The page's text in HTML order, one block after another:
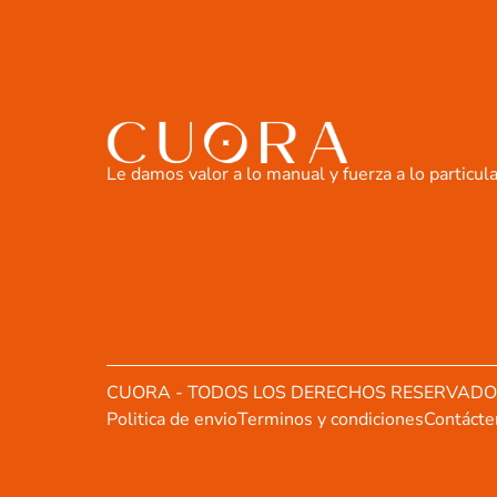
Le damos valor a lo manual y fuerza a lo
CUORA - TODOS LOS DERECHOS
Politica de envioTerminos y condiciones